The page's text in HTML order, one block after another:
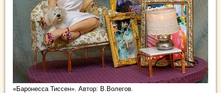
«Баронесса Тиссен». Автор: В.Волегов.